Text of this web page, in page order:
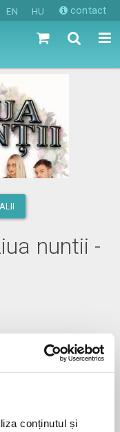
conținutul și
EN HU contact
nuntii -
sală se poate face cu o
până la 10 minute
825 249.